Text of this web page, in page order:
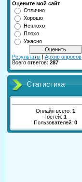
Оцените мой сайт
Отлично
Хорошо
Неплохо
Плохо
Ужасно
Результаты | Архив опросов
Всего ответов: 287
Статистика
Онлайн всего: 1
Гостей: 1
Пользователей: 0